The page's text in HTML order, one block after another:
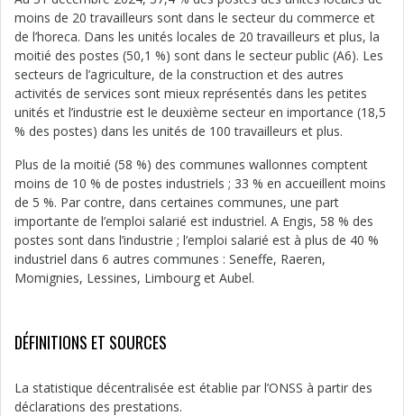
moins de 20 travailleurs sont dans le secteur du commerce et
de l’horeca. Dans les unités locales de 20 travailleurs et plus, la
moitié des postes (50,1 %) sont dans le secteur public (A6). Les
secteurs de l’agriculture, de la construction et des autres
activités de services sont mieux représentés dans les petites
unités et l’industrie est le deuxième secteur en importance (18,5
% des postes) dans les unités de 100 travailleurs et plus.
Plus de la moitié (58 %) des communes wallonnes comptent
moins de 10 % de postes industriels ; 33 % en accueillent moins
de 5 %. Par contre, dans certaines communes, une part
importante de l’emploi salarié est industriel. A Engis, 58 % des
postes sont dans l’industrie ; l’emploi salarié est à plus de 40 %
industriel dans 6 autres communes : Seneffe, Raeren,
Momignies, Lessines, Limbourg et Aubel.
DÉFINITIONS ET SOURCES
La statistique décentralisée est établie par l’ONSS à partir des
déclarations des prestations.